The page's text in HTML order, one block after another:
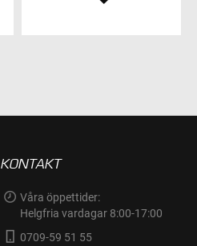
KONTAKT
Våra öppettider:
Helgfria vardagar 8:00-17:00
0709-59 51 55